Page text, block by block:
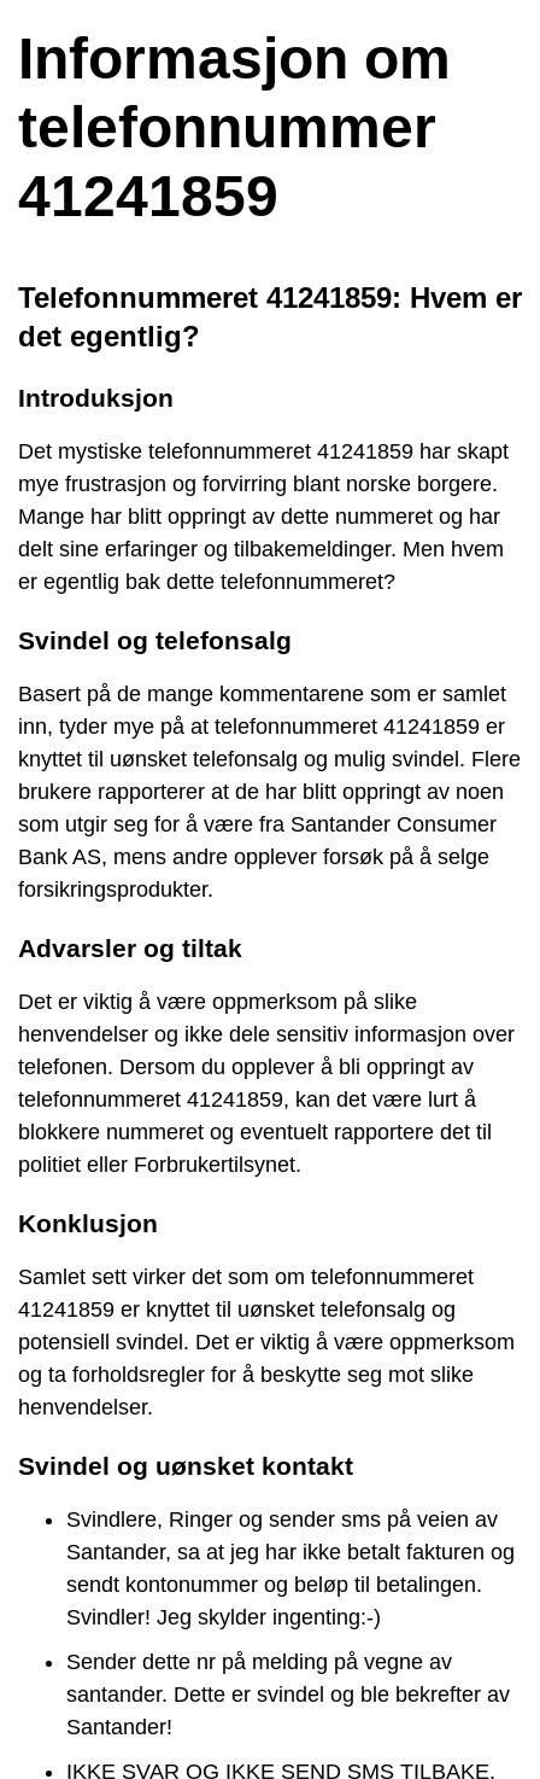
Informasjon om
telefonnummer
41241859
Telefonnummeret 41241859: Hvem er
det egentlig?
Introduksjon
Det mystiske telefonnummeret 41241859 har skapt
mye frustrasjon og forvirring blant norske borgere.
Mange har blitt oppringt av dette nummeret og har
delt sine erfaringer og tilbakemeldinger. Men hvem
er egentlig bak dette telefonnummeret?
Svindel og telefonsalg
Basert på de mange kommentarene som er samlet
inn, tyder mye på at telefonnummeret 41241859 er
knyttet til uønsket telefonsalg og mulig svindel. Flere
brukere rapporterer at de har blitt oppringt av noen
som utgir seg for å være fra Santander Consumer
Bank AS, mens andre opplever forsøk på å selge
forsikringsprodukter.
Advarsler og tiltak
Det er viktig å være oppmerksom på slike
henvendelser og ikke dele sensitiv informasjon over
telefonen. Dersom du opplever å bli oppringt av
telefonnummeret 41241859, kan det være lurt å
blokkere nummeret og eventuelt rapportere det til
politiet eller Forbrukertilsynet.
Konklusjon
Samlet sett virker det som om telefonnummeret
41241859 er knyttet til uønsket telefonsalg og
potensiell svindel. Det er viktig å være oppmerksom
og ta forholdsregler for å beskytte seg mot slike
henvendelser.
Svindel og uønsket kontakt
Svindlere, Ringer og sender sms på veien av
Santander, sa at jeg har ikke betalt fakturen og
sendt kontonummer og beløp til betalingen.
Svindler! Jeg skylder ingenting:-)
Sender dette nr på melding på vegne av
santander. Dette er svindel og ble bekrefter av
Santander!
IKKE SVAR OG IKKE SEND SMS TILBAKE.